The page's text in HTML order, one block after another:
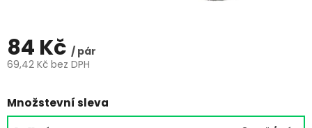
84 Kč / pár
69,42 Kč bez DPH
cena:
Množstevní sleva